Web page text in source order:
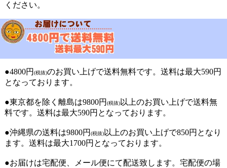
ください。
●4800円 (税抜)のお買い上げで送料無料です。送料は最大590円
となっております。
●東京都を除く離島は9800円 (税抜)以上のお買い上げで送料無
料です。送料は最大590円となっております。
●沖縄県の送料は9800円 (税抜)以上のお買い上げで850円となり
ます。送料は最大1700円となっております。
●お届けは宅配便、メール便にて配送致します。宅配便の場